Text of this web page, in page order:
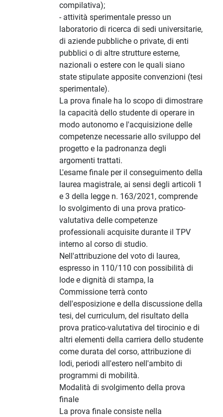
compilativa);
- attività sperimentale presso un
laboratorio di ricerca di sedi universitarie,
di aziende pubbliche o private, di enti
pubblici o di altre strutture esterne,
nazionali o estere con le quali siano
state stipulate apposite convenzioni (tesi
sperimentale).
La prova finale ha lo scopo di dimostrare
la capacità dello studente di operare in
modo autonomo e l'acquisizione delle
competenze necessarie allo sviluppo del
progetto e la padronanza degli
argomenti trattati.
L'esame finale per il conseguimento della
laurea magistrale, ai sensi degli articoli 1
e 3 della legge n. 163/2021, comprende
lo svolgimento di una prova pratico-
valutativa delle competenze
professionali acquisite durante il TPV
interno al corso di studio.
Nell'attribuzione del voto di laurea,
espresso in 110/110 con possibilità di
lode e dignità di stampa, la
Commissione terrà conto
dell'esposizione e della discussione della
tesi, del curriculum, del risultato della
prova pratico-valutativa del tirocinio e di
altri elementi della carriera dello studente
come durata del corso, attribuzione di
lodi, periodi all'estero nell'ambito di
programmi di mobilità.
Modalità di svolgimento della prova
finale
La prova finale consiste nella